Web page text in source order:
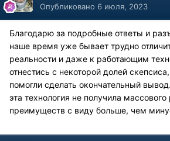
Опубликовано 6 июля, 2023
Благодарю за подробные ответы и
наше время уже бывает трудно
реальности и даже к работающим
отнестись с некоторой долей
помогли сделать окончательный
эта технология не получила
преимуществ с виду больше, чем